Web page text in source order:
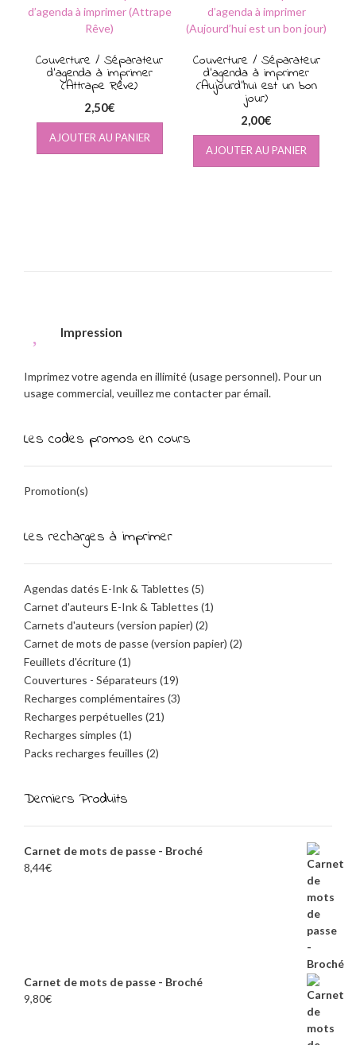
Couverture / Séparateur
d’agenda à imprimer
(Attrape Rêve)
2,50€
AJOUTER AU PANIER
Couverture / Séparateur
d’agenda à imprimer
(Aujourd’hui est un bon
jour)
2,00€
AJOUTER AU PANIER
Impression
Imprimez votre agenda en illimité (usage personnel). Pour un
usage commercial, veuillez me contacter par émail.
Les codes promos en cours
Promotion(s)
Les recharges à imprimer
Agendas datés E-Ink & Tablettes (5)
Carnet d'auteurs E-Ink & Tablettes (1)
Carnets d'auteurs (version papier) (2)
Carnet de mots de passe (version papier) (2)
Feuillets d'écriture(1)
Couvertures - Séparateurs (19)
Recharges complémentaires (3)
Recharges perpétuelles (21)
Recharges simples (1)
Packs recharges feuilles (2)
Derniers Produits
Carnet de mots de passe - Broché
8,44€
Carnet de mots de passe - Broché
9,80€